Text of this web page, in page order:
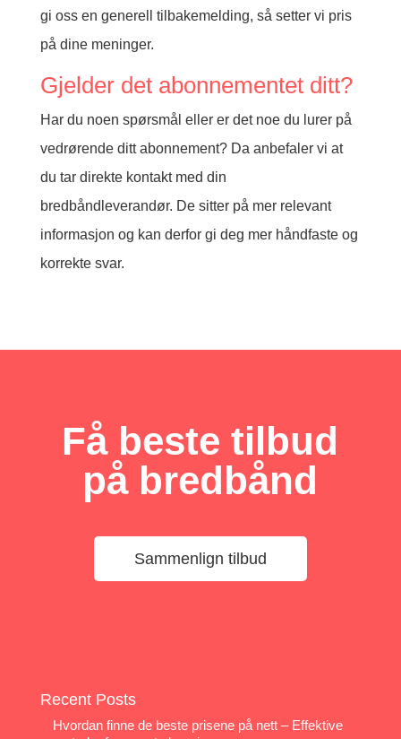
gi oss en generell tilbakemelding, så setter vi pris
på dine meninger.
Gjelder det abonnementet ditt?
Har du noen spørsmål eller er det noe du lurer på
vedrørende ditt abonnement? Da anbefaler vi at
du tar direkte kontakt med din
bredbåndleverandør. De sitter på mer relevant
informasjon og kan derfor gi deg mer håndfaste og
korrekte svar.
Få beste tilbud
på bredbånd
Sammenlign tilbud
Recent Posts
Hvordan finne de beste prisene på nett – Effektive